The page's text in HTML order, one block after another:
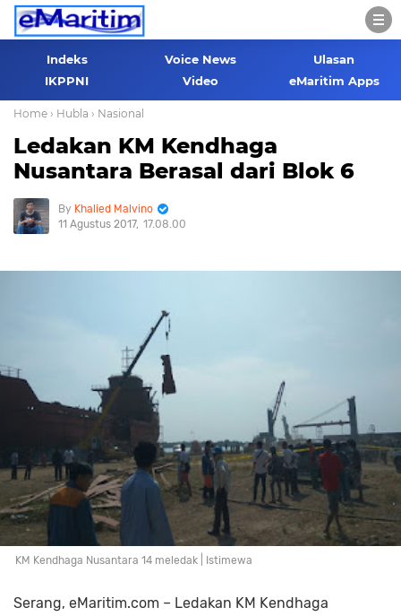
Indeks Voice News
Ulasan
IKPPNI
Video eMaritim Apps
Home › Hubla › Nasional
Ledakan KM Kendhaga
Nusantara Berasal dari Blok 6
Khalied Malvino
11 Agustus 2017 17.08.00
KM Kendhaga Nusantara 14 meledak | Istimewa
Serang, eMaritim.com – Ledakan KM Kendhaga